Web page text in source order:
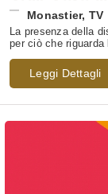
Monastier, TV
La presenza della
per ciò che
Leggi Dettagli